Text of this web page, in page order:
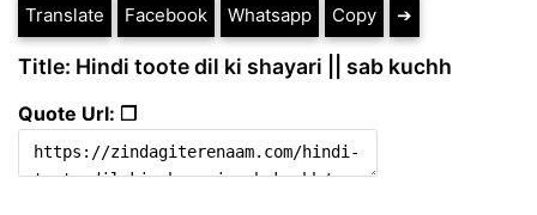
Translate Facebook Whatsapp Copy ➔
Title: Hindi toote dil ki shayari || sab kuchh
Quote Url: ❐